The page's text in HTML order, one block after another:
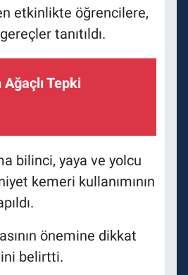
etkinlikte öğrencilere,
tanıtıldı.
Tepki
bilinci, yaya ve yolcu
kemeri kullanımının
önemine dikkat
belirtti.